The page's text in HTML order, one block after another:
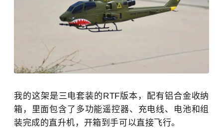
我的这架是三电套装的 RTF版本，配有铝合金收纳
箱，里面包含了多功能遥控器、充电线、电池和组
装完成的直升机，开箱到手可以直接飞行。